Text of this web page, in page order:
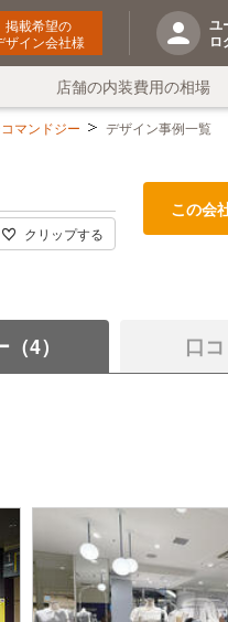
掲載希望の
ザイン会社様
ユ
ロ
店舗の内装費用の相場
マンドジー デザイン事例一覧
クリップする
この会
4） 口